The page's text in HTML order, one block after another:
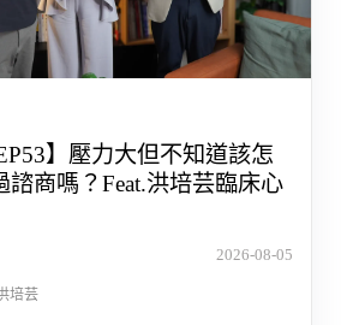
】壓力大但不知道該怎
諮商嗎？Feat.洪培芸臨床心
2026-08-05
培芸